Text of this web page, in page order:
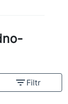
filter_list Filtr